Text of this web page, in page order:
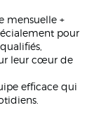
mensuelle +
pour
leur cœur de
efficace qui